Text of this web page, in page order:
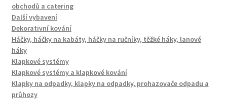
obchodů a catering
Další vybavení
Dekorativní kování
Háčky, háčky na kabáty, háčky na ručníky, těžké háky, lanové
háky
Klapkové systémy
Klapkové systémy a klapkové kování
Klapky na odpadky, klapky na odpadky, prohazovače odpadu a
průhozy